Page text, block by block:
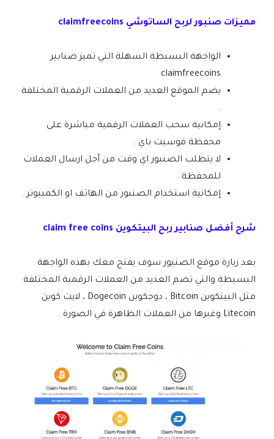
مميزات صنبور لربح الساتوشي claimfreecoins
الواجهة البسيطة السهلة التي تميز صنابير
claimfreecoins
يضم الموقع العديد من العملات الرقمية المختلفة
إمكانية سحب العملات الرقمية مباشرة على
محفظة فوسيت باي .
لا يتطلب الصنبور اي وقت من أجل ارسال العملات
للمحفظة .
إمكانية استخدام الصنبور من الهاتف او الكمبيوتر .
شرح أفضل صنابير ربح البيتكوين claim free coins
بعد زيارة موقع الصنبور سوف يفتح معك بهذه الواجهة
البسيطة والتي تضم العديد من العملات الرقمية المختلفة
مثل البيتكوين Bitcoin ، دوجكوين Dogecoin ، لايت كوين
Litecoin وغيرها من العملات الظاهرة في الصورة .